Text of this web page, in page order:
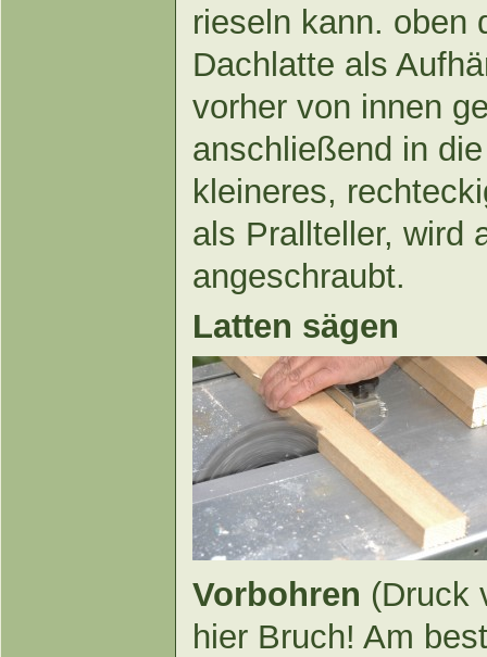
rieseln kann. oben
Dachlatte als
vorher von innen
anschließend in
kleineres,
als Prallteller, wird
angeschraubt.
Latten sägen
Vorbohren (Druck
hier Bruch! Am